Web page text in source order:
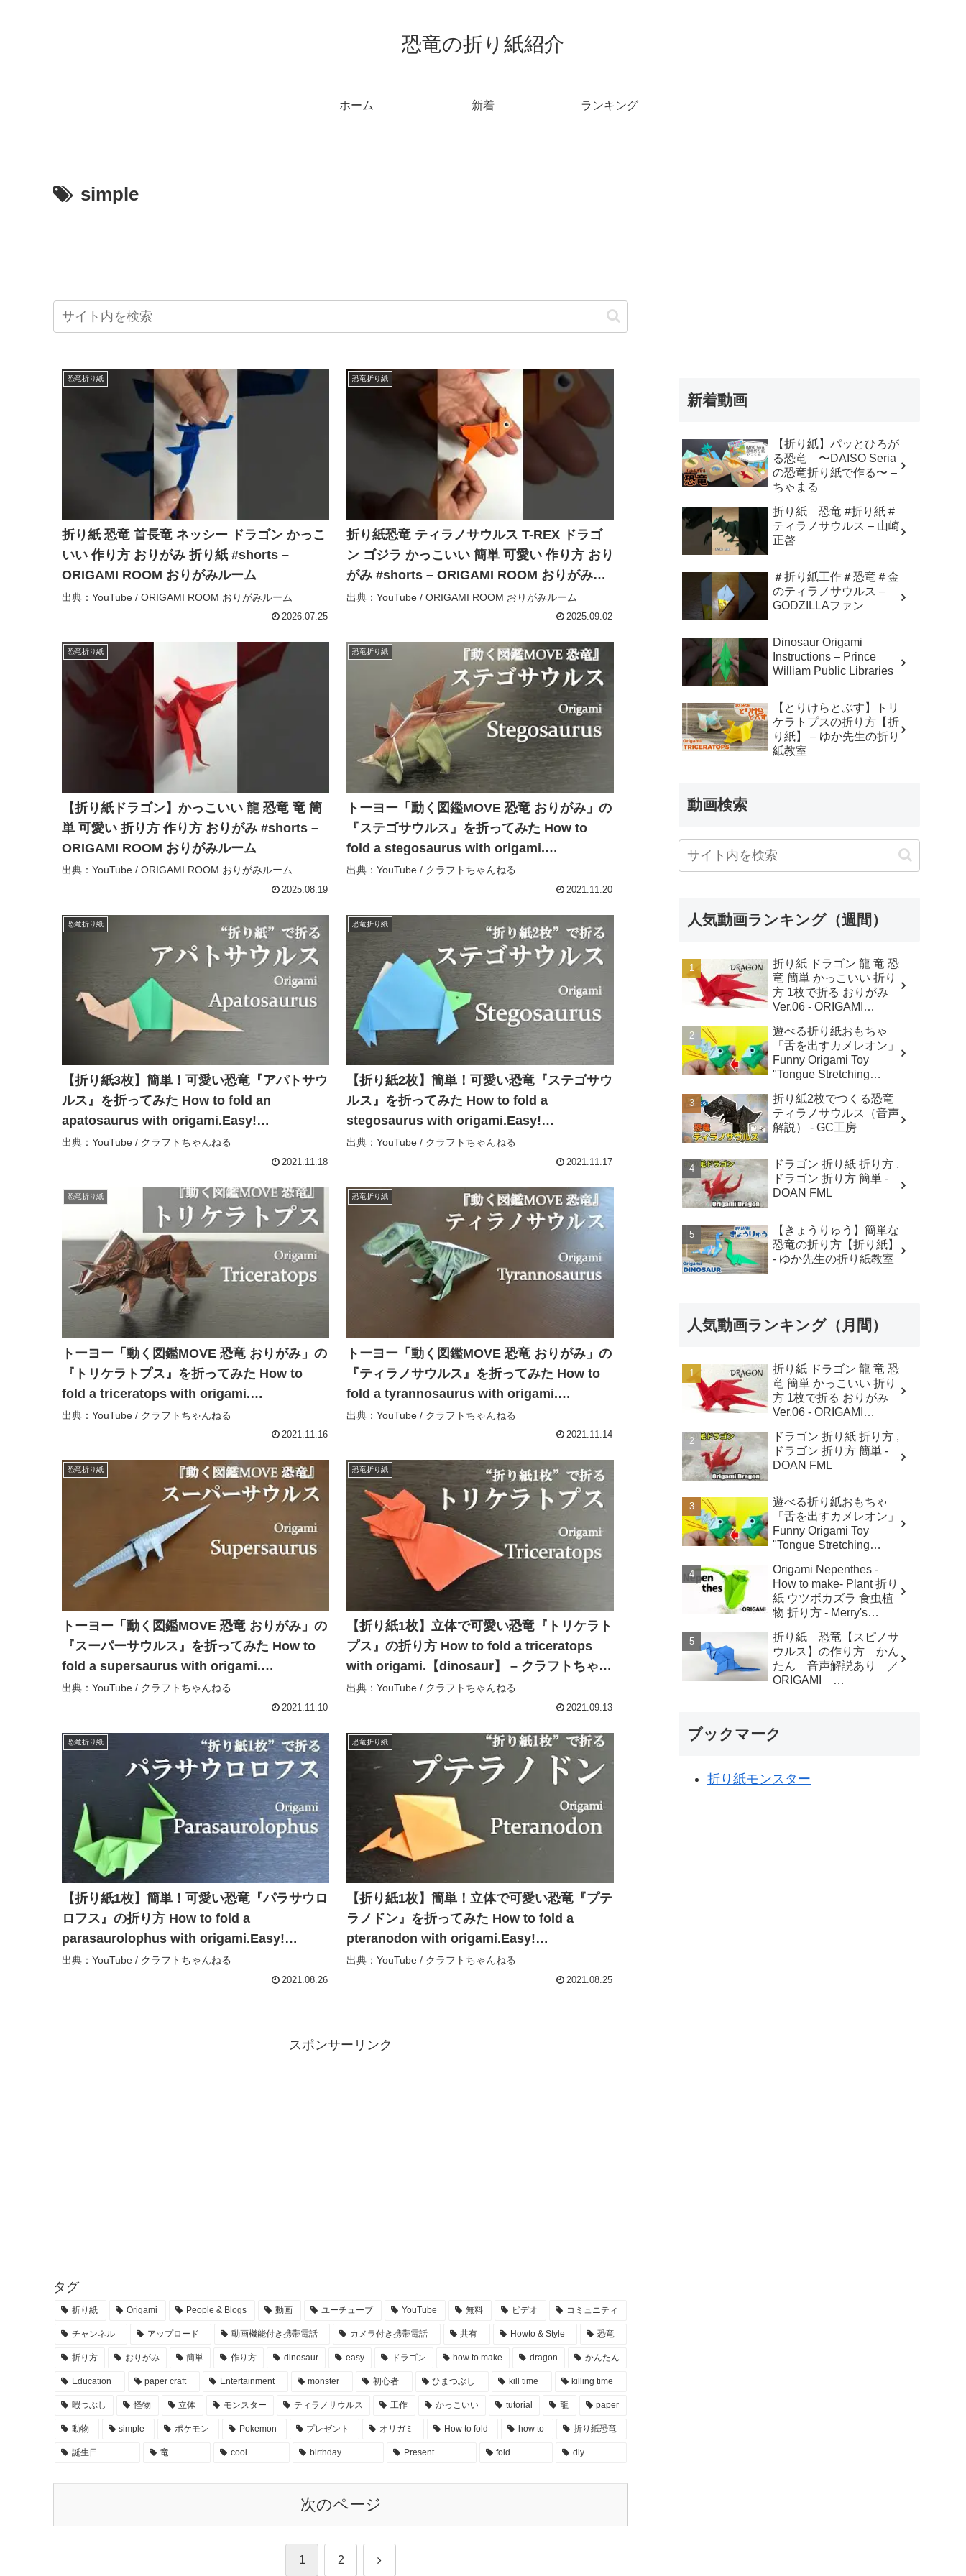
恐竜の折り紙紹介
ホーム 新着 ランキング
simple
恐竜折り紙
折り紙 恐竜 首長竜 ネッシー ドラゴン かっこ
いい 作り方 おりがみ 折り紙 #shorts –
ORIGAMI ROOM おりがみルーム
出典：YouTube / ORIGAMI ROOM おりがみルーム
2026.07.25
恐竜折り紙
折り紙恐竜 ティラノサウルス T-REX ドラゴ
ン ゴジラ かっこいい 簡単 可愛い 作り方 おり
がみ #shorts – ORIGAMI ROOM おりがみル
ーム
出典：YouTube / ORIGAMI ROOM おりがみルーム
2025.09.02
恐竜折り紙
【折り紙ドラゴン】かっこいい 龍 恐竜 竜 簡
単 可愛い 折り方 作り方 おりがみ #shorts –
ORIGAMI ROOM おりがみルーム
出典：YouTube / ORIGAMI ROOM おりがみルーム
2025.08.19
恐竜折り紙
トーヨー「動く図鑑MOVE 恐竜 おりがみ」の
『ステゴサウルス』を折ってみた How to
fold a stegosaurus with origami.
【Dinosaur】 – クラフトちゃんねる
出典：YouTube / クラフトちゃんねる
2021.11.20
恐竜折り紙
【折り紙3枚】簡単！可愛い恐竜『アパトサウ
ルス』を折ってみた How to fold an
apatosaurus with origami.Easy!
【Dinosaur】 – クラフトちゃんねる
出典：YouTube / クラフトちゃんねる
2021.11.18
恐竜折り紙
【折り紙2枚】簡単！可愛い恐竜『ステゴサウ
ルス』を折ってみた How to fold a
stegosaurus with origami.Easy!
【Dinosaur】 – クラフトちゃんねる
出典：YouTube / クラフトちゃんねる
2021.11.17
恐竜折り紙
トーヨー「動く図鑑MOVE 恐竜 おりがみ」の
『トリケラトプス』を折ってみた How to
fold a triceratops with origami.
【Dinosaur】 – クラフトちゃんねる
出典：YouTube / クラフトちゃんねる
2021.11.16
恐竜折り紙
トーヨー「動く図鑑MOVE 恐竜 おりがみ」の
『ティラノサウルス』を折ってみた How to
fold a tyrannosaurus with origami.
【Dinosaur】 – クラフトちゃんねる
出典：YouTube / クラフトちゃんねる
2021.11.14
恐竜折り紙
トーヨー「動く図鑑MOVE 恐竜 おりがみ」の
『スーパーサウルス』を折ってみた How to
fold a supersaurus with origami.
【Dinosaur】 – クラフトちゃんねる
出典：YouTube / クラフトちゃんねる
2021.11.10
恐竜折り紙
【折り紙1枚】立体で可愛い恐竜『トリケラト
プス』の折り方 How to fold a triceratops
with origami.【dinosaur】 – クラフトちゃん
ねる
出典：YouTube / クラフトちゃんねる
2021.09.13
恐竜折り紙
【折り紙1枚】簡単！可愛い恐竜『パラサウロ
ロフス』の折り方 How to fold a
parasaurolophus with origami.Easy!
【dinosaur】 – クラフトちゃんねる
出典：YouTube / クラフトちゃんねる
2021.08.26
恐竜折り紙
【折り紙1枚】簡単！立体で可愛い恐竜『プテ
ラノドン』を折ってみた How to fold a
pteranodon with origami.Easy!
【dinosaur】 – クラフトちゃんねる
出典：YouTube / クラフトちゃんねる
2021.08.25
スポンサーリンク
タグ
折り紙 Origami People & Blogs 動画 ユーチューブ YouTube 無料 ビデオ コミュニティ
チャンネル アップロード 動画機能付き携帯電話 カメラ付き携帯電話 共有 Howto & Style 恐竜
折り方 おりがみ 簡単 作り方 dinosaur easy ドラゴン how to make dragon かんたん
Education paper craft Entertainment monster 初心者 ひまつぶし kill time killing time
暇つぶし 怪物 立体 モンスター ティラノサウルス 工作 かっこいい tutorial 龍 paper
動物 simple ポケモン Pokemon プレゼント オリガミ How to fold how to 折り紙恐竜
誕生日 竜 cool birthday Present fold diy
次のページ
1 2 次
新着動画
【折り紙】パッとひろが
る恐竜 〜DAISO Seria
の恐竜折り紙で作る〜 –
ちゃまる
折り紙 恐竜 #折り紙 #
ティラノサウルス – 山崎
正啓
＃折り紙工作＃恐竜＃金
のティラノサウルス –
GODZILLAファン
Dinosaur Origami
Instructions – Prince
William Public Libraries
【とりけらとぷす】トリ
ケラトプスの折り方【折
り紙】 – ゆか先生の折り
紙教室
動画検索
人気動画ランキング（週間）
折り紙 ドラゴン 龍 竜 恐
竜 簡単 かっこいい 折り
方 1枚で折る おりがみ
Ver.06 - ORIGAMI
遊べる折り紙おもちゃ
「舌を出すカメレオン」
Funny Origami Toy
"Tongue Stretching
ーぶ (SasaTube)
折り紙2枚でつくる恐竜
ティラノサウルス（音声
解説） - GC工房
ドラゴン 折り紙 折り方 ,
ドラゴン 折り方 簡単 -
DOAN FML
【きょうりゅう】簡単な
恐竜の折り方【折り紙】
- ゆか先生の折り紙教室
人気動画ランキング（月間）
折り紙 ドラゴン 龍 竜 恐
竜 簡単 かっこいい 折り
方 1枚で折る おりがみ
Ver.06 - ORIGAMI
ドラゴン 折り紙 折り方 ,
ドラゴン 折り方 簡単 -
DOAN FML
遊べる折り紙おもちゃ
「舌を出すカメレオン」
Funny Origami Toy
"Tongue Stretching
ーぶ (SasaTube)
Origami Nepenthes -
How to make- Plant 折り
紙 ウツボカズラ 食虫植
物 折り方 - Merry's
折り紙 恐竜【スピノサ
ウルス】の作り方 かん
たん 音声解説あり ／
ORIGAMI
ブックマーク
折り紙モンスター